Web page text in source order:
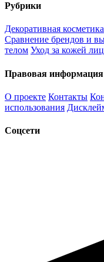
Рубрики
Декоративная косметика
Сравнение брендов и
телом Уход за кожей
Правовая информация
О проекте Контакты
использования
Соцсети